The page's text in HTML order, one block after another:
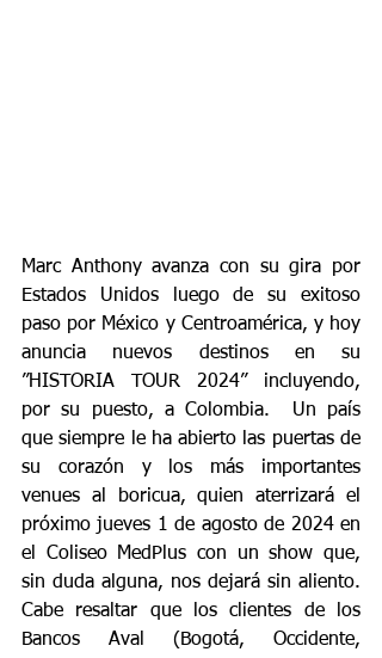
Marc Anthony avanza con su gira por
Estados Unidos luego de su exitoso
paso por México y Centroamérica, y hoy
anuncia nuevos destinos en su
”HISTORIA TOUR 2024” incluyendo,
por su puesto, a Colombia.  Un país
que siempre le ha abierto las puertas de
su corazón y los más importantes
venues al boricua, quien aterrizará el
próximo jueves 1 de agosto de 2024 en
el Coliseo MedPlus con un show que,
sin duda alguna, nos dejará sin aliento.
Cabe resaltar que los clientes de los
Bancos Aval (Bogotá, Occidente,